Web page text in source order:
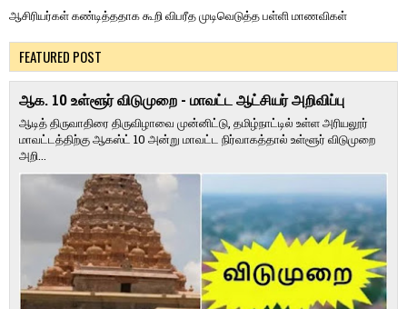
ஆசிரியர்கள் கண்டித்ததாக கூறி விபரீத முடிவெடுத்த பள்ளி மாணவிகள்
FEATURED POST
ஆக. 10 உள்ளூர் விடுமுறை - மாவட்ட ஆட்சியர் அறிவிப்பு
ஆடித் திருவாதிரை திருவிழாவை முன்னிட்டு, தமிழ்நாட்டில் உள்ள அரியலூர்
மாவட்டத்திற்கு ஆகஸ்ட் 10 அன்று மாவட்ட நிர்வாகத்தால் உள்ளூர் விடுமுறை
அறி...